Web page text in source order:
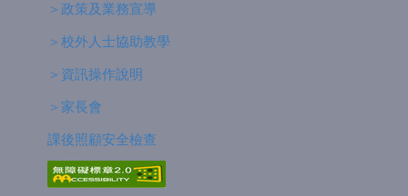
＞政策及業務宣導
＞校外人士協助教學
＞資訊操作說明
＞家長會
課後照顧安全檢查